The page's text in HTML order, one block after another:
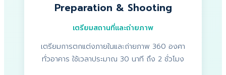
Preparation & Shooting
เตรียมสถานที่และถ่ายภาพ
เตรียมการตกแต่งภายในและถ่ายภาพ 360 องศา
ทั่วอาคาร ใช้เวลาประมาณ 30 นาที ถึง 2 ชั่วโมง